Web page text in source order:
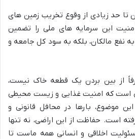
تا حد زیادی از وقوع تخریب زمین های
این سرمایه های ملی را تضمین
به نفع مالکان، بلکه به سود کل جامعه و
از بین بردن یک قطعه خاک نیست،
است که امنیت غذایی و زیست محیطی
موضوع، بارها در محافل قانونی و
است. حفاظت از این اراضی، نه تنها
اخلاقی و انسانی همه ماست تا